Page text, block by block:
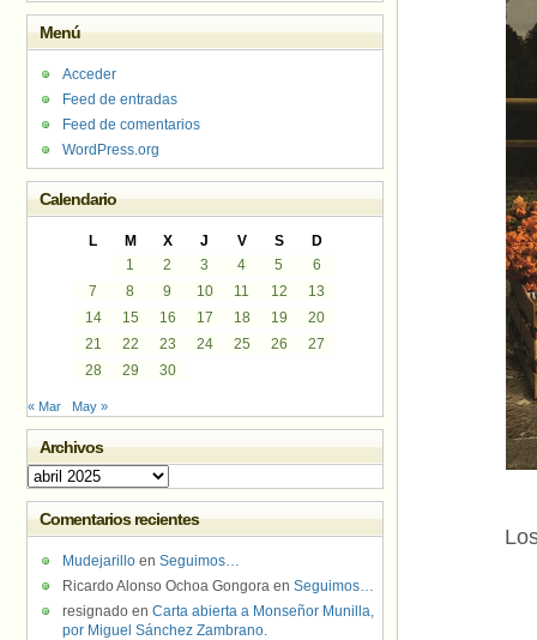
Menú
Acceder
Feed de entradas
Feed de comentarios
WordPress.org
Calendario
L M X J V S
D
1
2 3 4 5
6
7
8 9 10 11 12
13
14
15 16 17 18 19
20
21
22 23 24 25 26
27
28
29 30
« Mar May »
Archivos
Archivos
Comentarios recientes
Mudejarillo en Seguimos…
Ricardo Alonso Ochoa Gongora en Seguimos…
resignado en Carta abierta a Monseñor Munilla,
por Miguel Sánchez Zambrano.